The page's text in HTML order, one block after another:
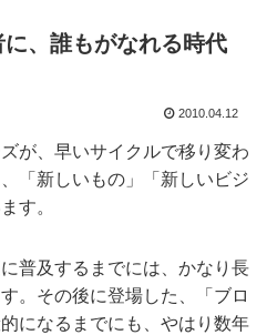
、誰もがなれる時代
2010.04.12
が、早いサイクルで移り変わ
「新しいもの」「新しいビジ
す。
普及するまでには、かなり長
。その後に登場した、「ブロ
になるまでにも、やはり数年